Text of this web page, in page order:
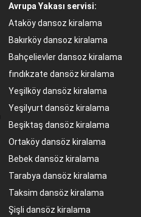
Avrupa Yakası servisi:
Ataköy dansoz kiralama
Bakırköy dansoz kiralama
Bahçelievler dansoz kiralama
fındıkzate dansöz kiralama
Yeşilköy dansöz kiralama
Yeşilyurt dansöz kiralama
Beşiktaş dansöz kiralama
Ortaköy dansöz kiralama
Bebek dansöz kiralama
Tarabya dansöz kiralama
Taksim dansöz kiralama
Şişli dansöz kiralama